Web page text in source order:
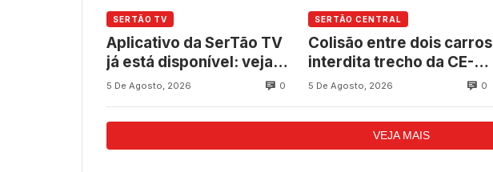
SERTÃO TV
Aplicativo da SerTão TV
já está disponível: veja
como baixar
5 De Agosto, 2026 0
SERTÃO CENTRAL
Colisão entre dois carros
interdita trecho da CE-
060 entre Quixadá e
5 De Agosto, 2026 0
VEJA MAIS